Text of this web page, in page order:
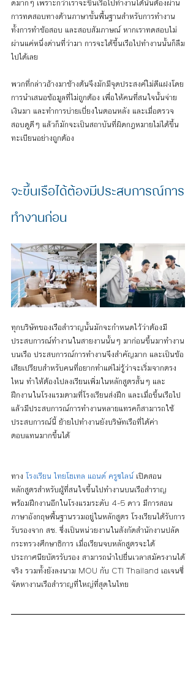
ดมากๆ เพราะกว่าเราจะขึ้นเรือไปทำงานได้นั้นต้องผ่าน
การทดสอบทางด้านภาษาขั้นพื้นฐานสำหรับการทำงาน
ทั้งการทำข้อสอบ และสอบสัมภาษณ์ หากเราทดสอบไม่
ผ่านแค่หนึ่งด่านที่ว่ามา การจะได้ขึ้นเรือไปทำงานนั้นก็ลืม
ไปได้เลย
พวกที่กล่าวอ้างมาข้างต้นจึงมักมีจุดประสงค์ไม่ดีแฝงโดย
การนำเสนอข้อมูลที่ไม่ถูกต้อง เพื่อให้คนที่สนใจนั้นจ่าย
เงินมา และทำการบ่ายเบี่ยงในตอนหลัง และเมื่อตรวจ
สอบดูดีๆ แล้วก็มักจะเป็นสถาบันที่ผิดกฎหมายไม่ได้ขึ้น
ทะเบียนอย่างถูกต้อง
จะขึ้นเรือได้ต้องมีประสบการณ์การ
ทำงานก่อน
ทุกบริษัทของเรือสำราญนั้นมักจะกำหนดไว้ว่าต้องมี
ประสบการณ์ทำงานในสายงานนั้นๆ มาก่อนขึ้นมาทำงาน
บนเรือ ประสบการณ์การทำงานจึงสำคัญมาก และเป็นข้อ
เสียเปรียบสำหรับคนที่อยากทำแต่ไม่รู้ว่าจะเริ่มจากตรง
ไหน ทำให้ต้องไปลงเรียนเพิ่มในหลักสูตรสั้นๆ และ
ฝึกงานในโรงแรมตามที่โรงเรียนส่งฝึก และเมื่อขึ้นเรือไป
แล้วมีประสบการณ์การทำงานหลายแทรคก็สามารถใช้
ประสบการณ์นี้ ย้ายไปทำงานยังบริษัทเรือที่ได้ค่า
ตอบแทนมากขึ้นได้
ทาง โรงเรียน ไทยโฮเทล แอนด์ ครูซไลน์ เปิดสอน
หลักสูตรสำหรับผู้ที่สนใจขึ้นไปทำงานบนเรือสำราญ
พร้อมฝึกงานอีกในโรงแรมระดับ 4-5 ดาว มีการสอน
ภาษาอังกฤษพื้นฐานรวมอยู่ในหลักสูตร โรงเรียนได้รับการ
รับรองจาก สช. ซึ่งเป็นหน่วยงานในสังกัดสำนักงานปลัด
กระทรวงศึกษาธิการ เมื่อเรียนจบหลักสูตรจะได้
ประกาศนียบัตรรับรอง สามารถนำไปยื่นเวลาสมัครงานได้
จริง รวมทั้งยังลงนาม MOU กับ CTI Thailand เอเจนซี่
จัดหางานเรือสำราญที่ใหญ่ที่สุดในไทย